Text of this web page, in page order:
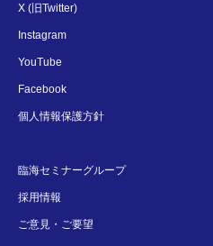
X (旧Twitter)
Instagram
YouTube
Facebook
個人情報保護方針
臨海セミナーグループ
採用情報
ご意見・ご要望